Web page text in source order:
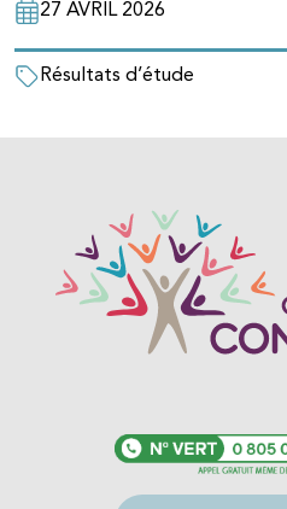
27 AVRIL 2026
Résultats d’étude